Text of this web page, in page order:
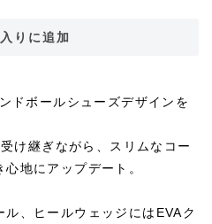
りに追加
ドボールシューズデザインを
け継ぎながら、スリムなコー
地にアップデート。
、ヒールウェッジにはEVAク